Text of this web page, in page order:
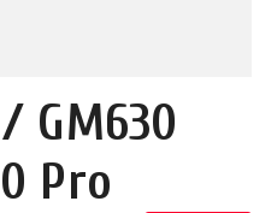
GM630
Pro